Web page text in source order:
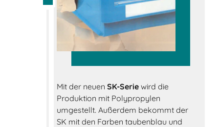
Mit der neuenSK-Serie wird die
Produktion mit Polypropylen
umgestellt. Außerdem bekommt der
SK mit den Farben taubenblau und